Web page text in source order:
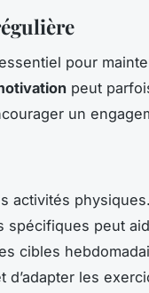
pour
peut
un
activités
spécifiques peut
cibles
les